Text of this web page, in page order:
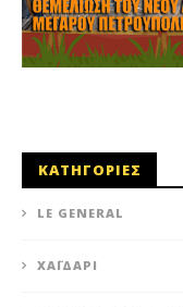
ΚΑΤΗΓΟΡΙΕΣ
LE GENERAL
XΑΪΔΆΡΙ